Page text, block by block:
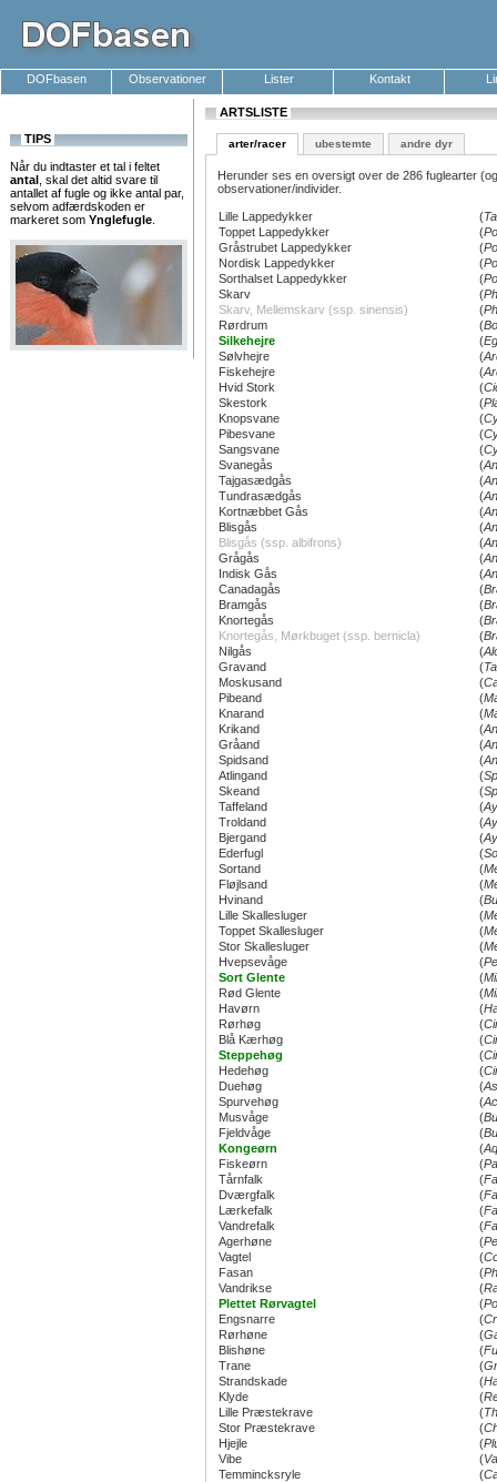
DOFbasen Observationer Lister Kontakt
TIPS
Når du indtaster et tal i feltet
antal , skal det altid svare til
antallet af fugle og ikke antal par,
selvom adfærdskoden er
markeret som Ynglefugle
ARTSLISTE
arter/racer ubestemte andre dyr
Herunder ses en oversigt over de 286 fuglearter
observationer/individer.
Lille Lappedykker (
Toppet Lappedykker
(
Gråstrubet Lappedykker
(
Nordisk Lappedykker
(
Sorthalset Lappedykker
(
Skarv
(
Skarv, Mellemskarv (ssp. sinensis)
(
Rørdrum
(
Silkehejre
(
Sølvhejre
(
Fiskehejre
(
Hvid Stork
(
Skestork
(
Knopsvane
(
Pibesvane
(
Sangsvane
(
Svanegås
(
Tajgasædgås
(
Tundrasædgås
(
Kortnæbbet Gås
(
Blisgås
(
Blisgås (ssp. albifrons)
(
Grågås
(
Indisk Gås
(
Canadagås
(
Bramgås
(
Knortegås
(
Knortegås, Mørkbuget (ssp. bernicla)
(
Nilgås
(
Gravand
(
Moskusand
(
Pibeand
(
Knarand
(
Krikand
(
Gråand
(
Spidsand
(
Atlingand
(
Skeand
(
Taffeland
(
Troldand
(
Bjergand
(
Ederfugl
(
Sortand
(
Fløjlsand
(
Hvinand
(
Lille Skallesluger
(
Toppet Skallesluger
(
Stor Skallesluger
(
Hvepsevåge
(
Sort Glente
(
Rød Glente
(
Havørn
(
Rørhøg
(
Blå Kærhøg
(
Steppehøg
(
Hedehøg
(
Duehøg
(
Spurvehøg
(
Musvåge
(
Fjeldvåge
(
Kongeørn
(
Fiskeørn
(
Tårnfalk
(
Dværgfalk
(
Lærkefalk
(
Vandrefalk
(
Agerhøne
(
Vagtel
(
Fasan
(
Vandrikse
(
Plettet Rørvagtel
(
Engsnarre
(
Rørhøne
(
Blishøne
(
Trane
(
Strandskade
(
Klyde
(
Lille Præstekrave
(
Stor Præstekrave
(
Hjejle
(
Vibe
(
Temmincksryle
(